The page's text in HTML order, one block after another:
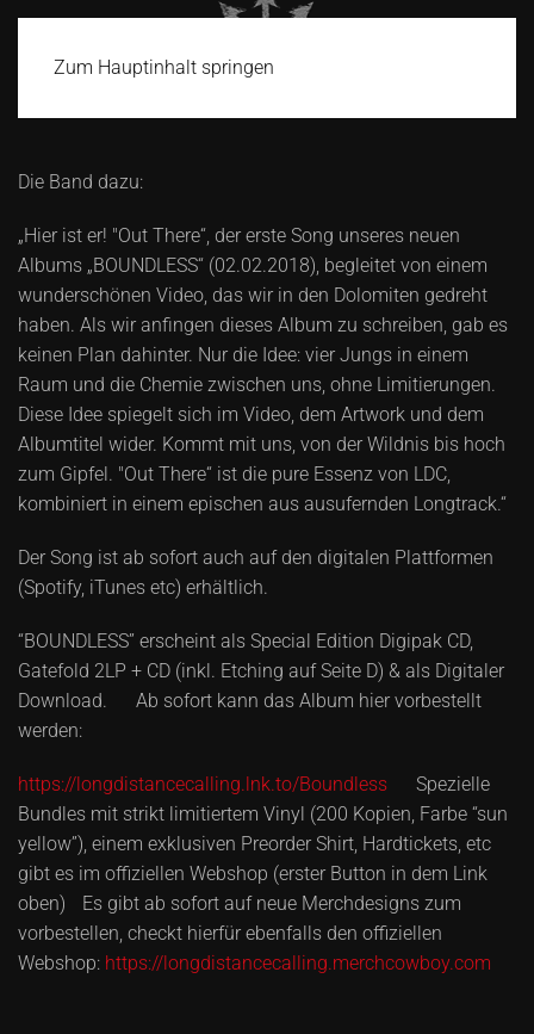
Zum Hauptinhalt springen
Die Band dazu:
„Hier ist er! "Out There“, der erste Song unseres neuen
Albums „BOUNDLESS“ (02.02.2018), begleitet von einem
wunderschönen Video, das wir in den Dolomiten gedreht
haben. Als wir anfingen dieses Album zu schreiben, gab es
keinen Plan dahinter. Nur die Idee: vier Jungs in einem
Raum und die Chemie zwischen uns, ohne Limitierungen.
Diese Idee spiegelt sich im Video, dem Artwork und dem
Albumtitel wider. Kommt mit uns, von der Wildnis bis hoch
zum Gipfel. "Out There“ ist die pure Essenz von LDC,
kombiniert in einem epischen aus ausufernden Longtrack.“
Der Song ist ab sofort auch auf den digitalen Plattformen
(Spotify, iTunes etc) erhältlich.
“BOUNDLESS” erscheint als Special Edition Digipak CD,
Gatefold 2LP + CD (inkl. Etching auf Seite D) & als Digitaler
Download. Ab sofort kann das Album hier vorbestellt
werden:
https://longdistancecalling.lnk.to/Boundless Spezielle
Bundles mit strikt limitiertem Vinyl (200 Kopien, Farbe “sun
yellow”), einem exklusiven Preorder Shirt, Hardtickets, etc
gibt es im offiziellen Webshop (erster Button in dem Link
oben) Es gibt ab sofort auf neue Merchdesigns zum
vorbestellen, checkt hierfür ebenfalls den offiziellen
Webshop: https://longdistancecalling.merchcowboy.com